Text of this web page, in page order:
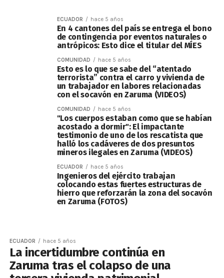
ECUADOR hace 5 años
En 4 cantones del país se entrega el bono
de contingencia por eventos naturales o
antrópicos: Esto dice el titular del MÍES
COMUNIDAD hace 5 años
Esto es lo que se sabe del “atentado
terrorista” contra el carro y vivienda de
un trabajador en labores relacionadas
con el socavón en Zaruma (VIDEOS)
COMUNIDAD hace 5 años
"Los cuerpos estaban como que se habían
acostado a dormir": El impactante
testimonio de uno de los rescatista que
halló los cadáveres de dos presuntos
mineros ilegales en Zaruma (VIDEOS)
ECUADOR hace 5 años
Ingenieros del ejército trabajan
colocando estas fuertes estructuras de
hierro que reforzarán la zona del socavón
en Zaruma (FOTOS)
ECUADOR hace 5 años
La incertidumbre continúa en
Zaruma tras el colapso de una